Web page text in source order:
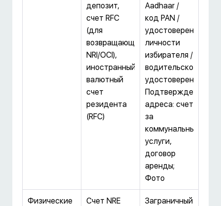
депозит,
счет RFC
(для
возвращающихся
NRI/OCI),
иностранный
валютный
счет
резидента
(RFC)
Aadhaar /
код PAN /
удостоверение
личности
избирателя /
водительское
удостоверение;
Подтверждение
адреса: счет
за
коммунальные
услуги,
договор
аренды;
Фото
Физические
Счет NRE
Заграничный